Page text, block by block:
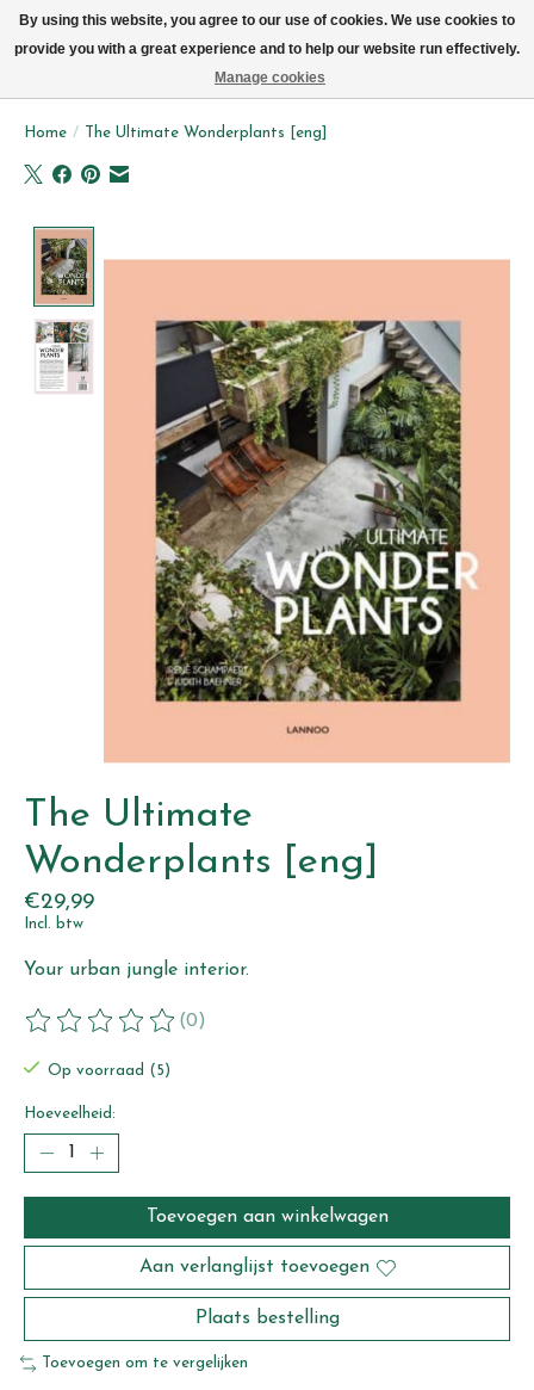
Home / The Ultimate Wonderplants [eng]
The Ultimate
Wonderplants [eng]
€29,99
Incl. btw
Your urban jungle interior.
De beoordeling van dit product is
(0)
Op voorraad (5)
Hoeveelheid:
Toevoegen aan winkelwagen
Aan verlanglijst toevoegen
Plaats bestelling
Toevoegen om te vergelijken
By using this website, you agree to our use of cookies. We use cookies to
provide you with a great experience and to help our website run effectively.
Manage cookies